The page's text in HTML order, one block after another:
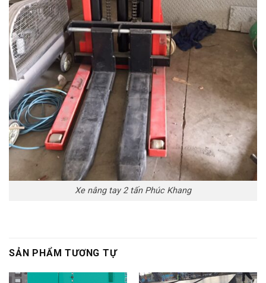
Xe nâng tay 2 tấn Phúc Khang
SẢN PHẨM TƯƠNG TỰ